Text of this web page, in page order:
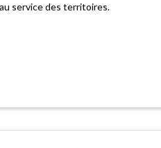
service des territoires.